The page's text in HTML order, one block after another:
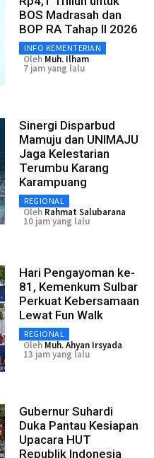
BOS Madrasah dan
BOP RA Tahap II 2026
INFO KEMENTERIAN
Oleh Muh. Ilham
7 jam yang lalu
Sinergi Disparbud
Mamuju dan UNIMAJU
Jaga Kelestarian
Terumbu Karang
Karampuang
REGIONAL
Oleh Rahmat Salubarana
10 jam yang lalu
Hari Pengayoman ke-
81, Kemenkum Sulbar
Perkuat Kebersamaan
Lewat Fun Walk
REGIONAL
Oleh Muh. Ahyan Irsyada
13 jam yang lalu
Gubernur Suhardi
Duka Pantau Kesiapan
Upacara HUT
Republik Indonesia